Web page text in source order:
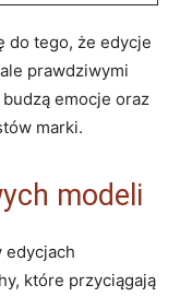
do tego, że edycje
prawdziwymi
emocje oraz
marki.
modeli
edycjach
które przyciągają